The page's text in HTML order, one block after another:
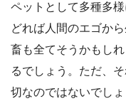
ペットとして多種多
どれば人間のエゴか
畜も全てそうかもし
るでしょう。ただ、
切なのではないでしょ